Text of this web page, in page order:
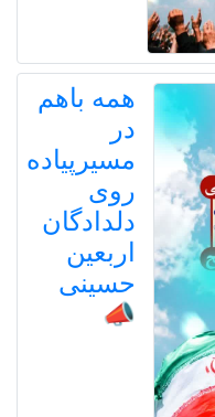
همه باهم
در
مسیرپیاده
روی
دلدادگان
اربعین
حسینی
📣